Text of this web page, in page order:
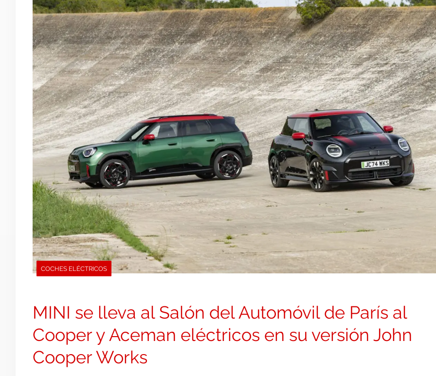
COCHES ELÉCTRICOS
MINI se lleva al Salón del Automóvil de París al
Cooper y Aceman eléctricos en su versión John
Cooper Works